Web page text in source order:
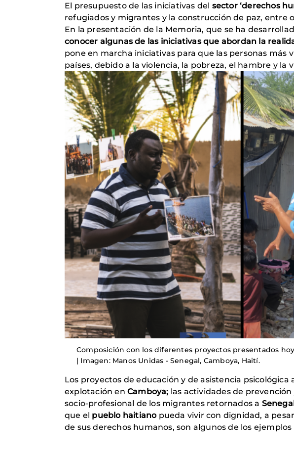
El presupuesto de las iniciativas del sector ‘derechos
refugiados y migrantes y la construcción de paz, entre
En la presentación de la Memoria, que se ha
conocer algunas de las iniciativas que abordan la
pone en marcha iniciativas para que las personas más
países, debido a la violencia, la pobreza, el hambre y la
Composición con los diferentes proyectos presentados
| Imagen: Manos Unidas - Senegal, Camboya, Haití.
Los proyectos de educación y de asistencia
explotación en Camboya; las actividades de
socio-profesional de los migrantes retornados a
que el pueblo haitianopueda vivir con dignidad, a
de sus derechos humanos, son algunos de los